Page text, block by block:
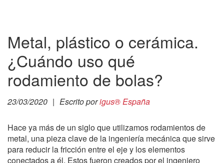
Metal, plástico o cerámica.
¿Cuándo uso qué
rodamiento de bolas?
23/03/2020 | Escrito porigus® España
Hace ya más de un siglo que utilizamos rodamientos de
metal, una pieza clave de la ingeniería mecánica que sirve
para reducir la fricción entre el eje y los elementos
conectados a él. Estos fueron creados por el ingeniero